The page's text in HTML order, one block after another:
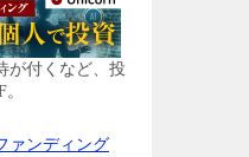
が付くなど、投
ァンディング